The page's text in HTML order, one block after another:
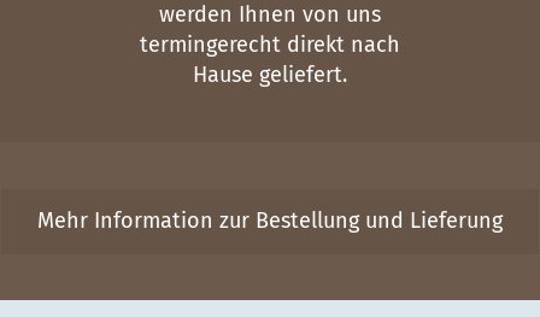
werden Ihnen von uns
termingerecht direkt nach
Hause geliefert.
Mehr Information zur Bestellung und Lieferung